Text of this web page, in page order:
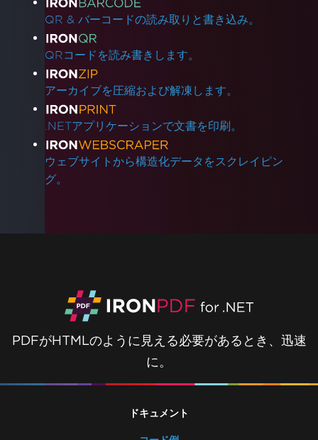
たAzure Linux App Services
Azure Linux App Serviceのデプロイメントト
ラブルシューティング
Azure App Service (Debian 10 Buster) - パッ
ケージ依存関係の欠如
Debian 10 (Buster)でのIronPdfのデプロイメン
トトラブルシューティング
IronPDF Azure/Linux Ubuntu 24.04依存関係
問題 (.NET 9/.NET 10)
Debian 12でのlibjpeg8依存関係の欠如を解決
ランタイムフォルダーサイズを削減する
DockerでのLinux ARM64
LambdaのCustomDeploymentDirectory
初期レンダリングが遅い
フォントカーニング
QR & バーコードの読み取りと書き込み。
QRコードを読み書きします。
アーカイブを圧縮および解凍します。
.NETアプリケーションで文書を印刷。
ウェブサイトから構造化データをスクレイピン
グ。
PDFがHTMLのように見える必要があるとき、迅速
に。
ドキュメント